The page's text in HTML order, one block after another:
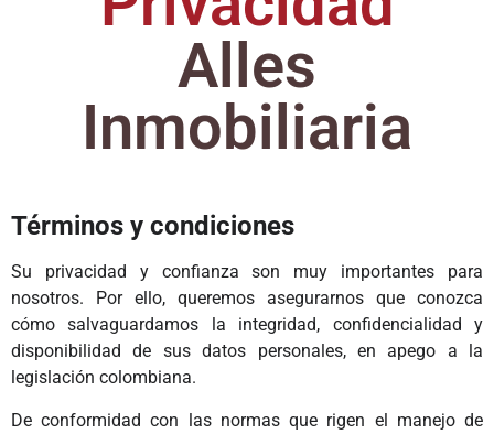
Alles
Inmobiliaria
Términos y condiciones
Su privacidad y confianza son muy importantes para
nosotros. Por ello, queremos asegurarnos que conozca
cómo salvaguardamos la integridad, confidencialidad y
disponibilidad de sus datos personales, en apego a la
legislación colombiana.
De conformidad con las normas que rigen el manejo de